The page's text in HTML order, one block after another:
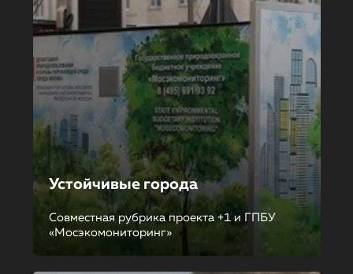
Устойчивые города
Совместная рубрика проекта +1 и ГПБУ
«Мосэкомониторинг»